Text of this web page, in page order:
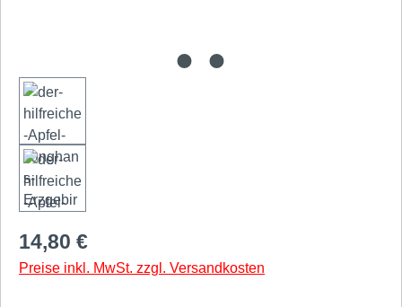
Regulärer Preis:
14,80 €
Preise inkl. MwSt. zzgl. Versandkosten